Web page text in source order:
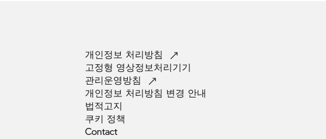
개인정보 처리방침
고정형 영상정보처리기기
관리운영방침
개인정보 처리방침 변경 안내
법적고지
쿠키 정책
Contact